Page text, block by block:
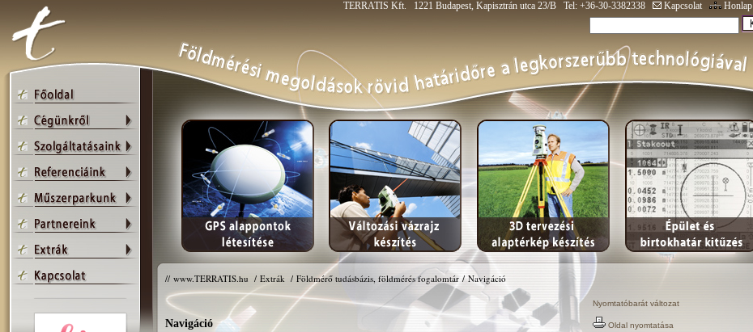
TERRATIS Kft. 1221 Budapest, Kapisztrán utca 23/B Tel: +36-30-3382338 Kapcsolat
// www.TERRATIS.hu / Extrák / Földmérő tudásbázis, földmérés fogalomtár /Navigáció
Navigáció
Nyomtatóbarát változat
Oldal nyomtatása